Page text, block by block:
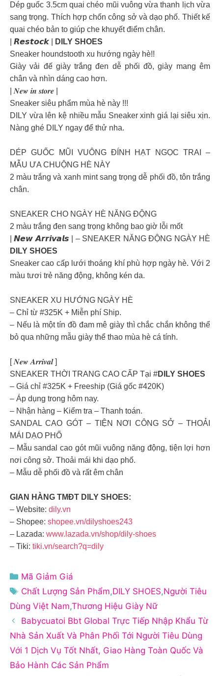
Dép guốc 3.5cm quai chéo mũi vuông vừa thanh lịch vừa
sang trọng. Thích hợp chốn công sở và dạo phố. Thiết kế
quai chéo bản to giúp che khuyết điểm chân.
| 𝙍𝙚𝙨𝙩𝙤𝙘𝙠 |
DILY SHOES
Sneaker houndstooth xu hướng ngày hè!!
Giày vải đế giày trắng đen dễ phối đồ, giày mang êm
chân và nhìn dáng cao hơn.
| 𝑵𝒆𝒘 𝒊𝒏 𝒔𝒕𝒐𝒓𝒆 |
Sneaker siêu phẩm mùa hè này !!!
DILY vừa lên kệ nhiều mẫu Sneaker xinh giá lại siêu xịn.
Nàng ghé DILY ngay để thử nha.
DÉP GUỐC MŨI VUÔNG ĐÍNH HẠT NGỌC TRAI –
MẪU ƯA CHUỘNG HÈ NÀY
2 màu trắng và xanh mint sang trọng dễ phối đồ, tôn trắng
chân.
SNEAKER CHO NGÀY HÈ NĂNG ĐỘNG
2 màu trắng đen sang trọng không bao giờ lỗi mốt
| 𝙉𝙚𝙬 𝘼𝙧𝙧𝙞𝙫𝙖𝙡𝙨 | – SNEAKER NĂNG ĐỘNG NGÀY HÈ
DILY SHOES
Sneaker cao cấp lưới thoáng khí phù hợp ngày hè. Với 2
màu tươi trẻ năng động, không kén da.
SNEAKER XU HƯỚNG NGÀY HÈ
– Chỉ từ #325K + Miễn phí Ship.
– Nếu là một tín đồ đam mê giày thì chắc chắn không thể
bỏ qua những mẫu giày thể thao mùa hè cá tính.
[ 𝑵𝒆𝒘 𝑨𝒓𝒓𝒊𝒗𝒂𝒍 ]
SNEAKER THỜI TRANG CAO CẤP Tại #DILY SHOES
– Giá chỉ #325K + Freeship (Giá gốc #420K)
– Áp dụng trong hôm nay.
– Nhận hàng – Kiểm tra – Thanh toán.
SANDAL CAO GÓT – TIỆN NƠI CÔNG SỞ – THOẢI
MÁI DẠO PHỐ
– Mẫu sandal cao gót mũi vuông năng động, tiện lợi hơn
nơi công sở. Thoải mái khi dạo phố.
– Mẫu dễ phối đồ và rất êm chân
GIAN HÀNG TMĐT DILY SHOES:
– Website: dily.vn
– Shopee: shopee.vn/dilyshoes243
– Lazada: www.lazada.vn/shop/dily-shoes
– Tiki: tiki.vn/search?q=dily
Danh
mục
Mã Giảm Giá
Thẻ
Chất Lượng Sản Phẩm,DILY SHOES,Người Tiêu
Dùng Việt Nam,Thương Hiệu Giày Nữ
Babycuatoi Bbt Global Trực Tiếp Nhập Khẩu Từ
Nhà Sản Xuất Và Phân Phối Tới Người Tiêu Dùng
Với 1 Dịch Vụ Tốt Nhất, Giao Hàng Toàn Quốc Và
Bảo Hành Các Sản Phẩm